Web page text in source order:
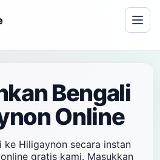
Bengali
Online
ke Hiligaynon secara instan
gratis kami. Masukkan